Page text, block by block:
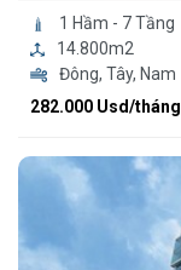
1 Hầm - 7 Tầng
14.800m2
Đông, Tây, Nam
282.000 Usd/tháng